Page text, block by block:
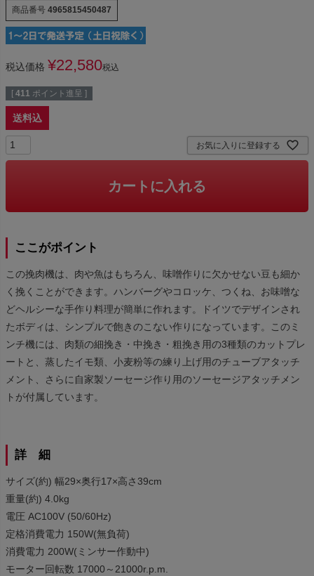
商品番号 4965815450487
税込価格 ¥22,580税込
[ 411 ポイント進呈 ]
送料込
お気に入りに登録する
カートに入れる
ここがポイント
この挽肉機は、肉や魚はもちろん、味噌作りに欠かせない豆も細か
く挽くことができます。ハンバーグやコロッケ、つくね、お味噌な
どヘルシーな手作り料理が簡単に作れます。ドイツでデザインされ
たボディは、シンプルで飽きのこない作りになっています。このミ
ンチ機には、肉類の細挽き・中挽き・粗挽き用の3種類のカットプレ
ートと、蒸したイモ類、小麦粉等の練り上げ用のチューブアタッチ
メント、さらに自家製ソーセージ作り用のソーセージアタッチメン
トが付属しています。
詳 細
サイズ(約) 幅29×奥行17×高さ39cm
重量(約) 4.0kg
電圧 AC100V (50/60Hz)
定格消費電力 150W(無負荷)
消費電力 200W(ミンサー作動中)
モーター回転数 17000～21000r.p.m.